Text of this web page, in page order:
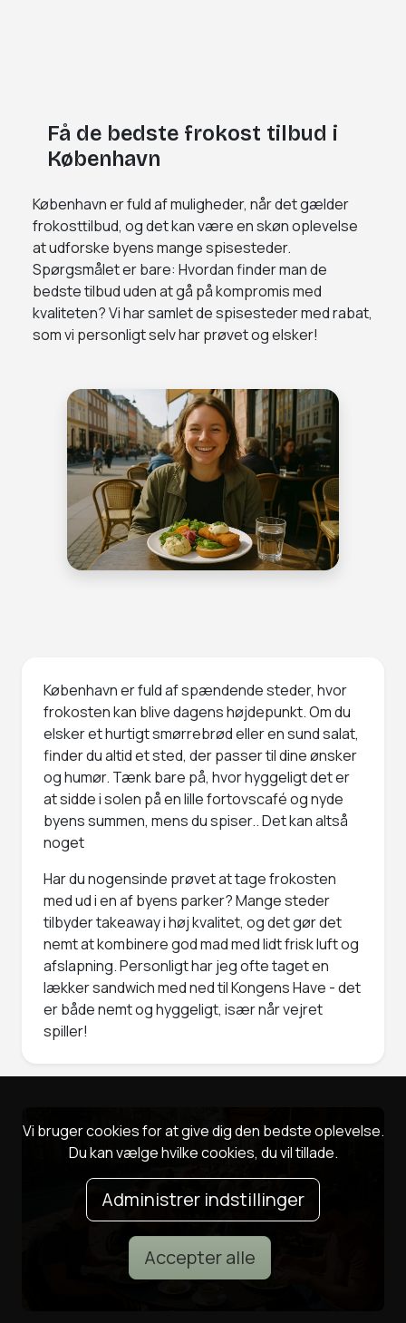
Vi bruger cookies for at give dig den bedste oplevelse.
Du kan vælge hvilke cookies, du vil tillade.
Administrer indstillinger
Accepter alle
Få de bedste frokost tilbud i
København
København er fuld af muligheder, når det gælder
frokosttilbud, og det kan være en skøn oplevelse
at udforske byens mange spisesteder.
Spørgsmålet er bare: Hvordan finder man de
bedste tilbud uden at gå på kompromis med
kvaliteten? Vi har samlet de spisesteder med rabat,
som vi personligt selv har prøvet og elsker!
København er fuld af spændende steder, hvor
frokosten kan blive dagens højdepunkt. Om du
elsker et hurtigt smørrebrød eller en sund salat,
finder du altid et sted, der passer til dine ønsker
og humør. Tænk bare på, hvor hyggeligt det er
at sidde i solen på en lille fortovscafé og nyde
byens summen, mens du spiser.. Det kan altså
noget
Har du nogensinde prøvet at tage frokosten
med ud i en af byens parker? Mange steder
tilbyder takeaway i høj kvalitet, og det gør det
nemt at kombinere god mad med lidt frisk luft og
afslapning. Personligt har jeg ofte taget en
lækker sandwich med ned til Kongens Have - det
er både nemt og hyggeligt, især når vejret
spiller!